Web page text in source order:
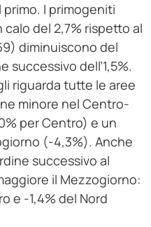
I primogeniti
calo del 2,7% rispetto al
diminuiscono del
successivo dell’1,5%.
riguarda tutte le aree
minore nel Centro-
per Centro) e un
(-4,3%). Anche
successivo al
il Mezzogiorno:
e -1,4% del Nord